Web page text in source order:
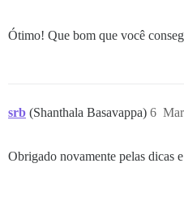
Ótimo! Que bom que você
srb (Shanthala Basavappa) 6
Obrigado novamente pelas dicas